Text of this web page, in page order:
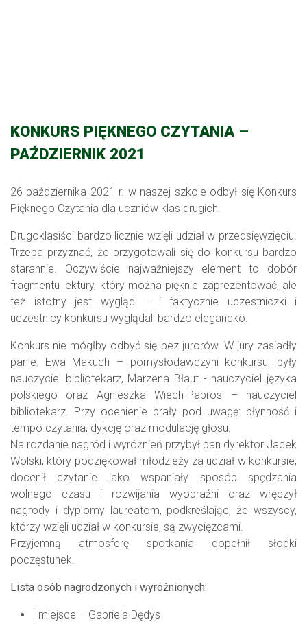
KONKURS PIĘKNEGO CZYTANIA –
PAŹDZIERNIK 2021
26 października 2021 r. w naszej szkole odbył się Konkurs
Pięknego Czytania dla uczniów klas drugich.
Drugoklasiści bardzo licznie wzięli udział w przedsięwzięciu.
Trzeba przyznać, że przygotowali się do konkursu bardzo
starannie. Oczywiście najważniejszy element to dobór
fragmentu lektury, który można pięknie zaprezentować, ale
też istotny jest wygląd – i faktycznie uczestniczki i
uczestnicy konkursu wyglądali bardzo elegancko.
Konkurs nie mógłby odbyć się bez jurorów. W jury zasiadły
panie: Ewa Makuch – pomysłodawczyni konkursu, były
nauczyciel bibliotekarz, Marzena Błaut - nauczyciel języka
polskiego oraz Agnieszka Wiech-Papros – nauczyciel
bibliotekarz. Przy ocenienie brały pod uwagę: płynność i
tempo czytania, dykcję oraz modulację głosu.
Na rozdanie nagród i wyróżnień przybył pan dyrektor Jacek
Wolski, który podziękował młodzieży za udział w konkursie,
docenił czytanie jako wspaniały sposób spędzania
wolnego czasu i rozwijania wyobraźni oraz wręczył
nagrody i dyplomy laureatom, podkreślając, że wszyscy,
którzy wzięli udział w konkursie, są zwycięzcami.
Przyjemną atmosferę spotkania dopełnił słodki
poczęstunek.
Lista osób nagrodzonych i wyróżnionych:
I miejsce – Gabriela Dędys